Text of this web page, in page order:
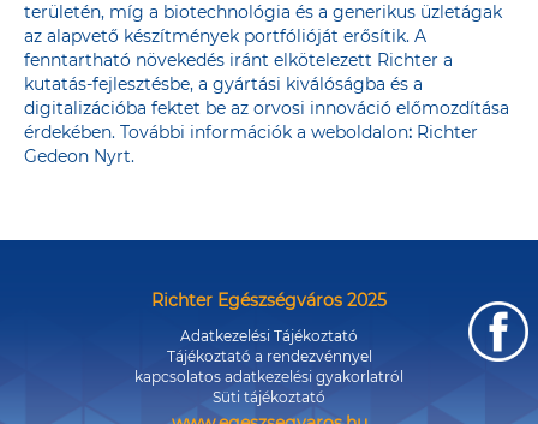
területén, míg a biotechnológia és a generikus üzletágak
az alapvető készítmények portfólióját erősítik. A
fenntartható növekedés iránt elkötelezett Richter a
kutatás-fejlesztésbe, a gyártási kiválóságba és a
digitalizációba fektet be az orvosi innováció előmozdítása
érdekében. További információk a weboldalon: Richter
Gedeon Nyrt.
Richter Egészségváros 2025
Adatkezelési Tájékoztató
Tájékoztató a rendezvénnyel
kapcsolatos adatkezelési gyakorlatról
Süti tájékoztató